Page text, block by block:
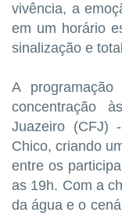
vivência, a
em um horário
sinalização e
A
concentração
Juazeiro (CFJ)
Chico, criando
entre os
as 19h. Com a
da água e o